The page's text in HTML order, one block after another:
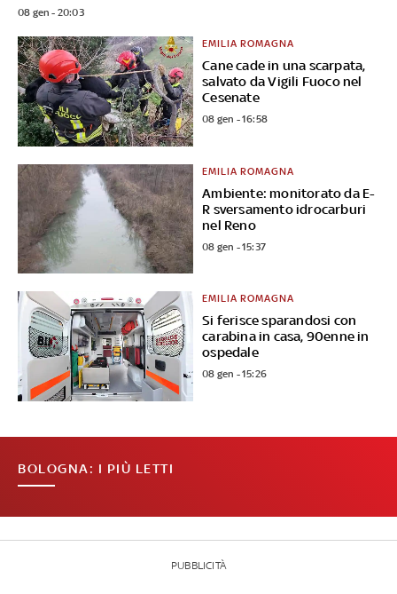
08 gen - 20:03
Cane cade in una scarpata,
salvato da Vigili Fuoco nel
Cesenate
EMILIA ROMAGNA
08 gen - 16:58
Ambiente: monitorato da E-
R sversamento idrocarburi
nel Reno
EMILIA ROMAGNA
08 gen - 15:37
Si ferisce sparandosi con
carabina in casa, 90enne in
ospedale
EMILIA ROMAGNA
08 gen - 15:26
BOLOGNA: I PIÙ LETTI
PUBBLICITÀ